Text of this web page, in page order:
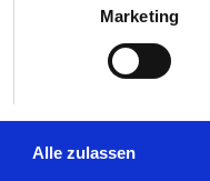
Präferenzen im
anbieten zu
Verwendung unserer
Marketing
Alle zulassen